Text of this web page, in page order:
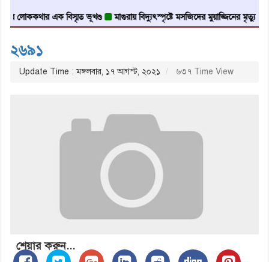
লোককথার এক বিস্মৃত ভূখণ্ড মাগুরায় বিদ্যুৎস্পৃষ্টে মসজিদের মুয়াজ্জিনের মৃত্যু
২৬৯১
Update Time : মঙ্গলবার, ১৭ আগস্ট, ২০২১ ৬৩৭ Time View
শেয়ার করুন...